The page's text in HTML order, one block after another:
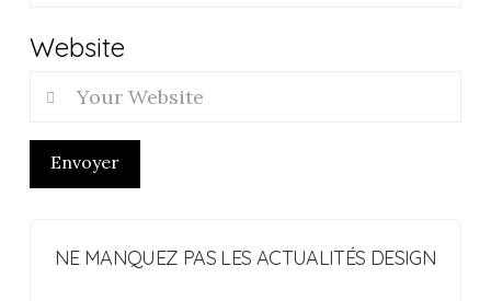
Website
Envoyer
NE MANQUEZ PAS LES ACTUALITÉS DESIGN